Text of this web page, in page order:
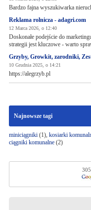
Bardzo fajna wyszukiwarka
Reklama rolnicza - adagri.com
12 Marca 2026, o 12:40
Doskonałe podejście do
strategii jest kluczowe - warto
Grzyby, Growkit, zarodniki,
10 Grudnia 2025, o 14:21
https://alegrzyb.pl
Najnowsze tagi
miniciągniki(1), kosiarki
ciągniki komunalne(2)